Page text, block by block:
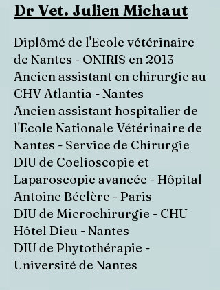
Dr Vet. Julien Michaut
Diplômé de l'Ecole vétérinaire
de Nantes - ONIRIS en 2013
Ancien assistant en chirurgie au
CHV Atlantia - Nantes
Ancien assistant hospitalier de
l'Ecole Nationale Vétérinaire de
Nantes - Service de Chirurgie
DIU de Coelioscopie et
Laparoscopie avancée - Hôpital
Antoine Béclère - Paris
DIU de Microchirurgie - CHU
Hôtel Dieu - Nantes
DIU de Phytothérapie -
Université de Nantes